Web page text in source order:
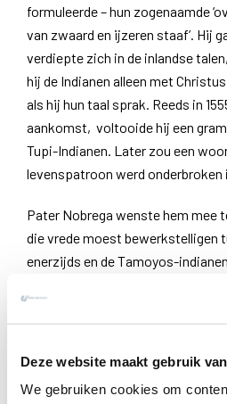
Deze website maakt gebruik
We gebruiken cookies om
formuleerde – hun zogenaamde
van zwaard en ijzeren staaf’. Hij
verdiepte zich in de inlandse
hij de Indianen alleen met
als hij hun taal sprak. Reeds in
aankomst, voltooide hij een
Tupi-Indianen. Later zou een
levenspatroon werd onderbroken
Pater Nobrega wenste hem mee
die vrede moest bewerkstelligen
enerzijds en de Tamoyos-
stam die herhaaldelijk schade
missieposten in hun gebied.
de Anchieta vijf maanden als
hielden. Hij raakte bevriend met
Intussen had hij veel last van